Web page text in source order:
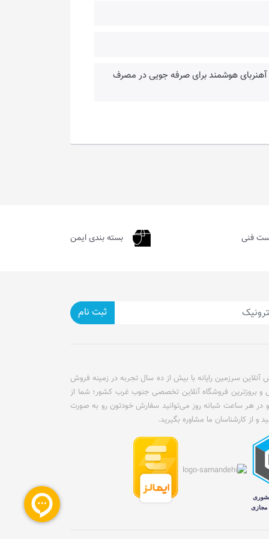
هوشمند برای صرفه جویی در مصرف
فنی بسته بندی ایمن
ثبت نام
سرزمین رایانه با بیش از ده سال تجربه در زمینه فروش
و بروزترین فروشگاه آنلاین تخصصی جنوب غرب کشور؛ شما از
و در هر ساعت شبانه روز می‌توانید سفارش خودتون رو به صورت
و از کارشناسان ما مشاوره بگیرید.